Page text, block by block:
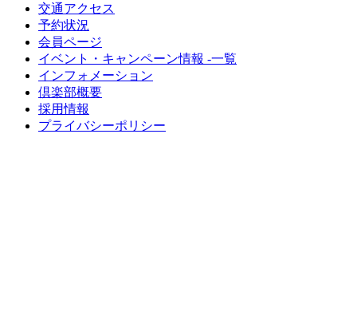
交通アクセス
予約状況
会員ページ
イベント・キャンペーン情報 -一覧
インフォメーション
倶楽部概要
採用情報
プライバシーポリシー